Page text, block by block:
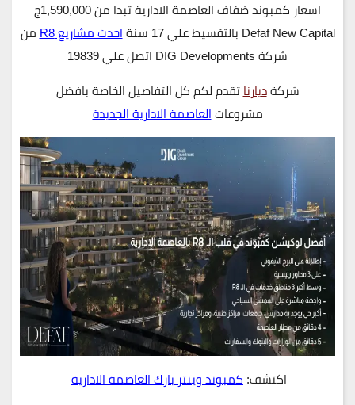
اسعار كمبوند ضفاف العاصمة الادارية تبدا من 1,590,000ج
Defaf New Capital بالتقسيط علي 17 سنة
احدث مشاريع R8
من
شركة DIG Developments اتصل علي 19839
شركةديارناتقدم لكم كل التفاصيل الخاصة بافضل
مشروعاتالعاصمة الادارية الجديدة
اكتشف:كمبوند وينتر بارك العاصمة الادارية